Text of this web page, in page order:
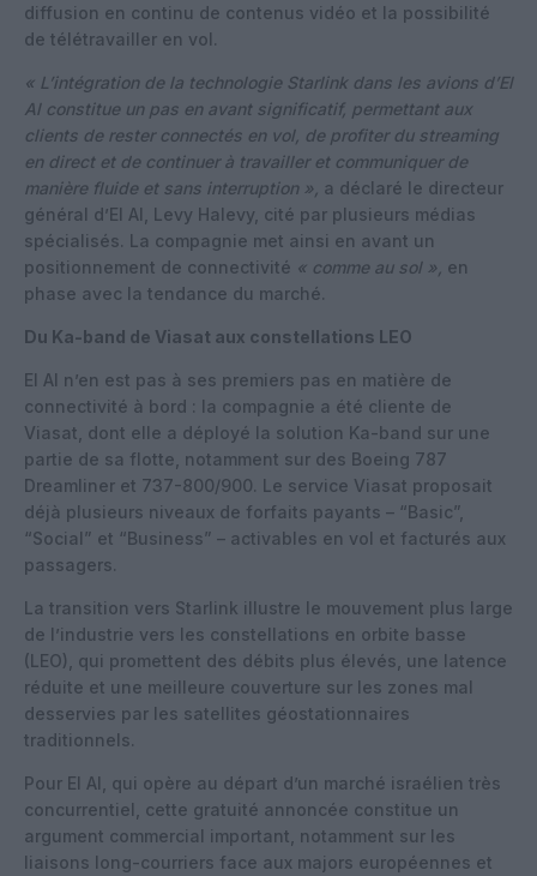
diffusion en continu de contenus vidéo et la possibilité
de télétravailler en vol.
« L’intégration de la technologie Starlink dans les avions d’El
Al constitue un pas en avant significatif, permettant aux
clients de rester connectés en vol, de profiter du streaming
en direct et de continuer à travailler et communiquer de
manière fluide et sans interruption », a déclaré le directeur
général d’El Al, Levy Halevy, cité par plusieurs médias
spécialisés. La compagnie met ainsi en avant un
positionnement de connectivité « comme au sol », en
phase avec la tendance du marché.
Du Ka-band de Viasat aux constellations LEO
El Al n’en est pas à ses premiers pas en matière de
connectivité à bord : la compagnie a été cliente de
Viasat, dont elle a déployé la solution Ka-band sur une
partie de sa flotte, notamment sur des Boeing 787
Dreamliner et 737-800/900. Le service Viasat proposait
déjà plusieurs niveaux de forfaits payants – “Basic”,
“Social” et “Business” – activables en vol et facturés aux
passagers.
La transition vers Starlink illustre le mouvement plus large
de l’industrie vers les constellations en orbite basse
(LEO), qui promettent des débits plus élevés, une latence
réduite et une meilleure couverture sur les zones mal
desservies par les satellites géostationnaires
traditionnels.
Pour El Al, qui opère au départ d’un marché israélien très
concurrentiel, cette gratuité annoncée constitue un
argument commercial important, notamment sur les
liaisons long-courriers face aux majors européennes et